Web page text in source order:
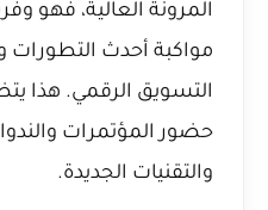
المرونة العالية، فهو
مواكبة أحدث التطورات
التسويق الرقمي. هذا
حضور المؤتمرات
والتقنيات الجديدة.